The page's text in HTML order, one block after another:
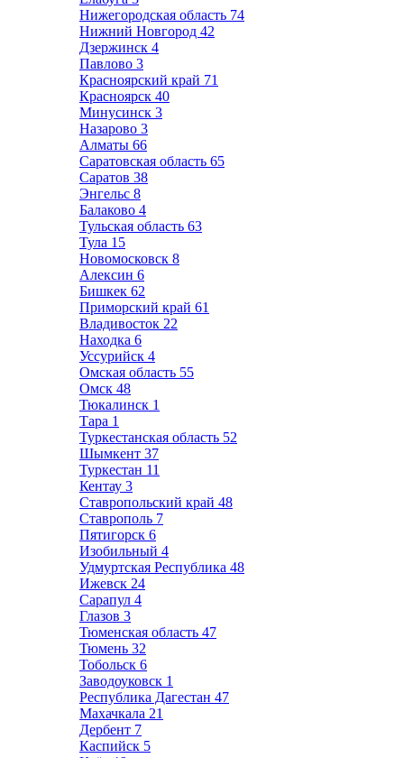
Нижегородская область 74
Нижний Новгород 42
Дзержинск 4
Павлово 3
Красноярский край 71
Красноярск 40
Минусинск 3
Назарово 3
Алматы 66
Саратовская область 65
Саратов 38
Энгельс 8
Балаково 4
Тульская область 63
Тула 15
Новомосковск 8
Алексин 6
Бишкек 62
Приморский край 61
Владивосток 22
Находка 6
Уссурийск 4
Омская область 55
Омск 48
Тюкалинск 1
Тара 1
Туркестанская область 52
Шымкент 37
Туркестан 11
Кентау 3
Ставропольский край 48
Ставрополь 7
Пятигорск 6
Изобильный 4
Удмуртская Республика 48
Ижевск 24
Сарапул 4
Глазов 3
Тюменская область 47
Тюмень 32
Тобольск 6
Заводоуковск 1
Республика Дагестан 47
Махачкала 21
Дербент 7
Каспийск 5